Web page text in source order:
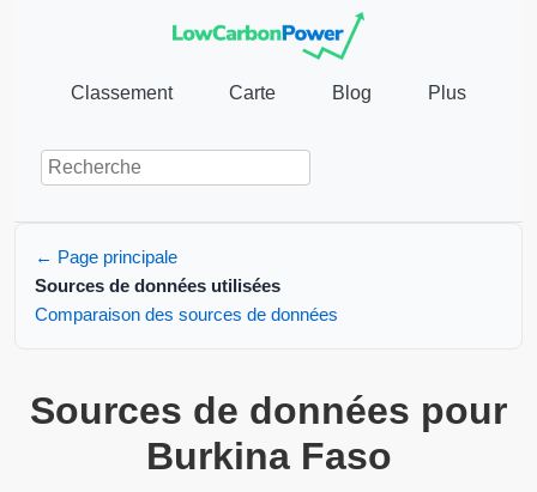
Classement Carte Blog Plus
← Page principale
Sources de données utilisées
Comparaison des sources de données
Sources de données pour
Burkina Faso